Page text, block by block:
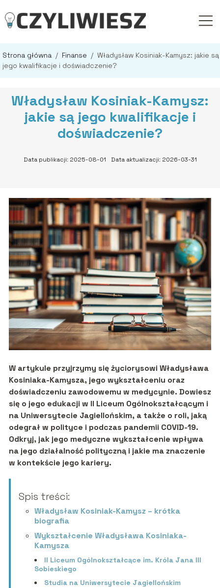
Strona główna / Finanse / Władysław Kosiniak-Kamysz: jakie są
jego kwalifikacje i doświadczenie?
Władysław Kosiniak-Kamysz:
jakie są jego kwalifikacje i
doświadczenie?
Data publikacji: 2025-08-01 Data aktualizacji: 2026-03-31
W artykule przyjrzymy się życiorysowi Władysława
Kosiniaka-Kamysza, jego wykształceniu oraz
doświadczeniu zawodowemu w medycynie. Dowiesz
się o jego edukacji w II Liceum Ogólnokształcącym i
na Uniwersytecie Jagiellońskim, a także o roli, jaką
odegrał w polityce i podczas pandemii COVID-19.
Odkryj, jak jego medyczne wykształcenie wpływa
na jego działalność polityczną i jakie ma znaczenie
w kontekście jego kariery.
Spis treści:
Władysław Kosiniak-Kamysz – krótka
biografia
Wykształcenie Władysława Kosiniaka-
Kamysza
II Liceum Ogólnokształcące im. Króla Jana III
Sobieskiego
Studia na Uniwersytecie Jagiellońskim